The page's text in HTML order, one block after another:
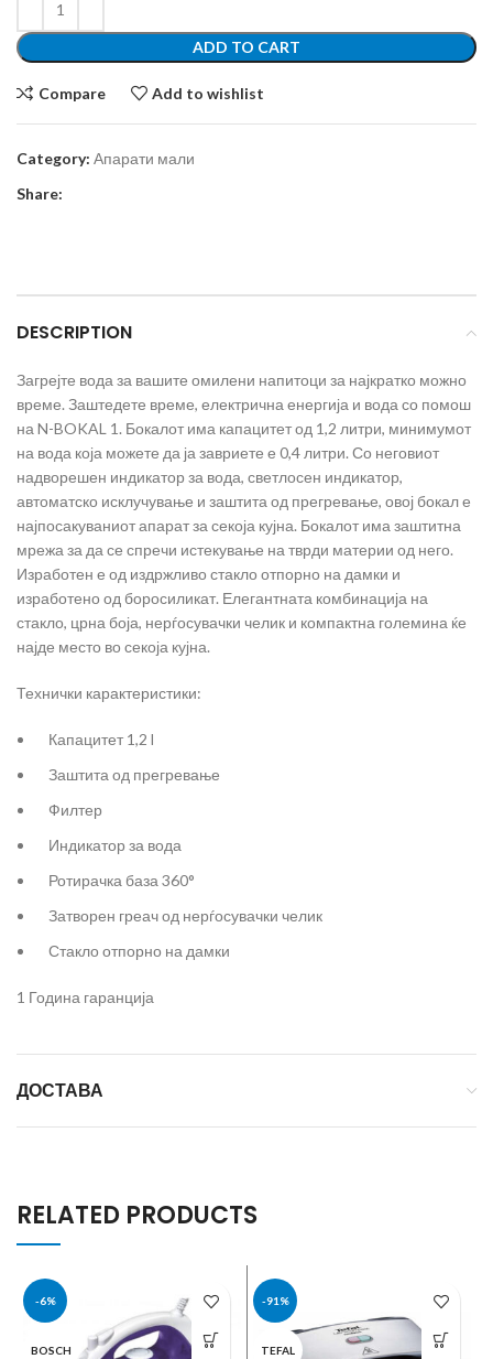
ADD TO CART
Compare Add to wishlist
Category: Апарати мали
Share:
DESCRIPTION
Загрејте вода за вашите омилени напитоци за најкратко можно
време. Заштедете време, електрична енергија и вода со помош
на N-BOKAL 1. Бокалот има капацитет од 1,2 литри, минимумот
на вода која можете да ја завриете е 0,4 литри. Со неговиот
надворешен индикатор за вода, светлосен индикатор,
автоматско исклучување и заштита од прегревање, овој бокал е
најпосакуваниот апарат за секоја кујна. Бокалот има заштитна
мрежа за да се спречи истекување на тврди материи од него.
Изработен е од издржливо стакло отпорно на дамки и
изработено од боросиликат. Елегантната комбинација на
стакло, црна боја, нерѓосувачки челик и компактна големина ќе
најде место во секоја кујна.
Технички карактеристики:
Капацитет 1,2 l
Заштита од прегревање
Филтер
Индикатор за вода
Ротирачка база 360°
Затворен греач од нерѓосувачки челик
Стакло отпорно на дамки
1 Година гаранција
ДОСТАВА
RELATED PRODUCTS
-6%
BOSCH
-91%
TEFAL